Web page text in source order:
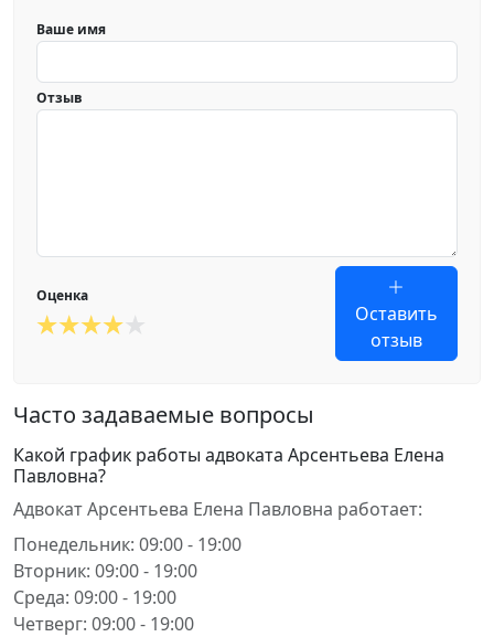
Ваше имя
Отзыв
Оценка
Оставить
отзыв
Часто задаваемые вопросы
Какой график работы адвоката Арсентьева Елена
Павловна?
Адвокат Арсентьева Елена Павловна работает:
Понедельник: 09:00 - 19:00
Вторник: 09:00 - 19:00
Среда: 09:00 - 19:00
Четверг: 09:00 - 19:00